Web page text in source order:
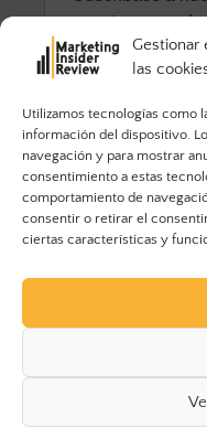
Gestionar
las
Utilizamos tecnologías como
información del dispositivo.
navegación y para mostrar
consentimiento a estas
comportamiento de
consentir o retirar el
ciertas características y